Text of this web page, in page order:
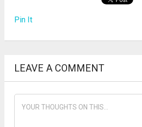
Pin It
LEAVE A COMMENT